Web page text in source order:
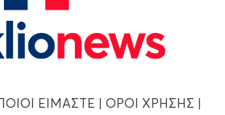
ΕΙΜΑΣΤΕ | ΟΡΟΙ ΧΡΗΣΗΣ |